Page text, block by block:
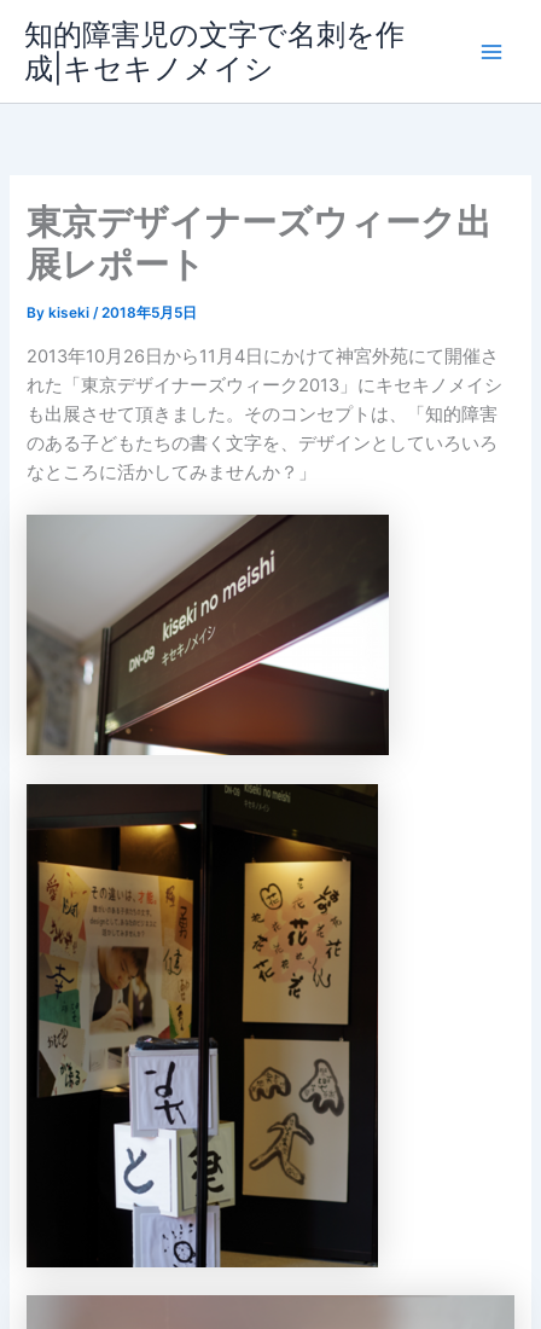
ス
知的障害児の文字で名刺を作
成|キセキノメイシ
東京デザイナーズウィーク出
展レポート
By kiseki/2018年5月5日
2013年10月26日から11月4日にかけて神宮外苑にて開催さ
れた「東京デザイナーズウィーク2013」にキセキノメイシ
も出展させて頂きました。そのコンセプトは、「知的障害
のある子どもたちの書く文字を、デザインとしていろいろ
なところに活かしてみませんか？」